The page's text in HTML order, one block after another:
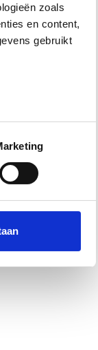
zoals
en content,
gebruikt
in. U kunt uw
social
u aan ze heeft